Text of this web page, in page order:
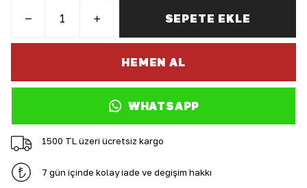
SEPETE EKLE
HEMEN AL
WHATSAPP
1500 TL üzeri ücretsiz kargo
7 gün içinde kolay iade ve değişim hakkı